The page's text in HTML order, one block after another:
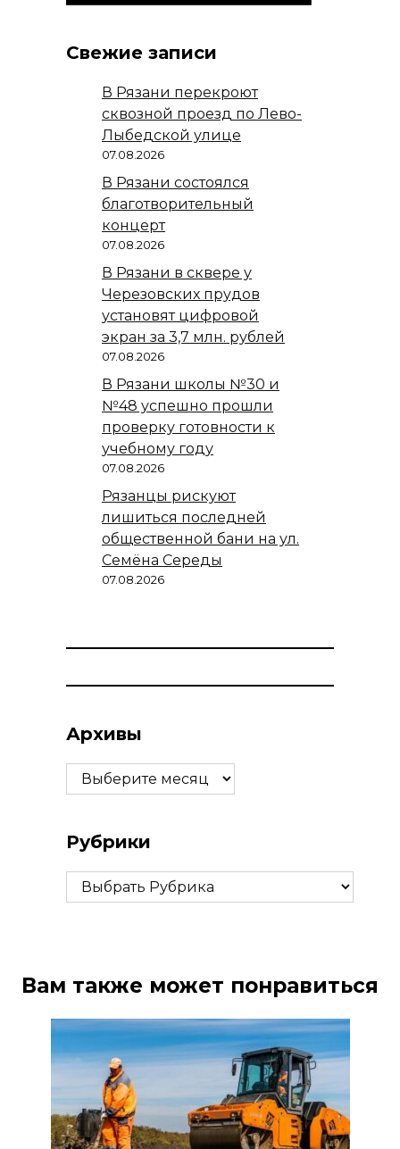
Свежие записи
В Рязани перекроют
сквозной проезд по Лево-
Лыбедской улице
07.08.2026
В Рязани состоялся
благотворительный
концерт
07.08.2026
В Рязани в сквере у
Черезовских прудов
установят цифровой
экран за 3,7 млн. рублей
07.08.2026
В Рязани школы №30 и
№48 успешно прошли
проверку готовности к
учебному году
07.08.2026
Рязанцы рискуют
лишиться последней
общественной бани на ул.
Семёна Середы
07.08.2026
Архивы
Архивы
Рубрики
Рубрики
Вам также может понравиться